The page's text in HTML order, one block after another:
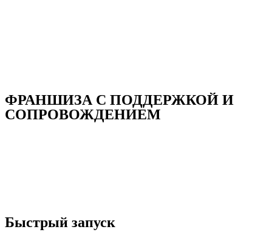
ФРАНШИЗА С ПОДДЕРЖКОЙ И
СОПРОВОЖДЕНИЕМ
Быстрый запуск